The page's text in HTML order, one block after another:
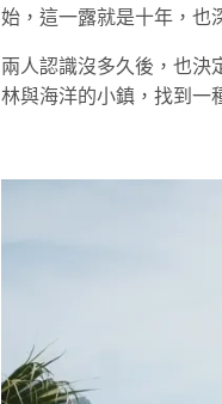
始，這一露就是十年，也
兩人認識沒多久後，也決
林與海洋的小鎮，找到一